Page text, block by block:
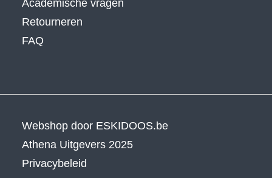
Academische vragen
Retourneren
FAQ
Webshop door ESKIDOOS.be
Athena Uitgevers 2025
Privacybeleid